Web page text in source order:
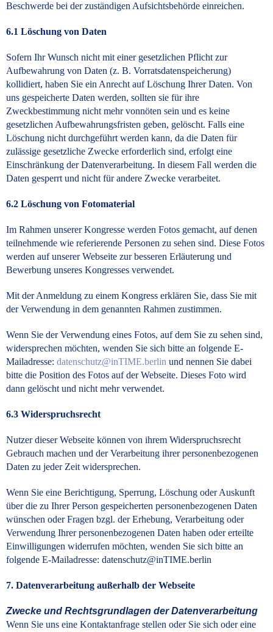
Beschwerde bei der zuständigen Aufsichtsbehörde einreichen.
6.1 Löschung von Daten
Sofern Ihr Wunsch nicht mit einer gesetzlichen Pflicht zur
Aufbewahrung von Daten (z. B. Vorratsdatenspeicherung)
kollidiert, haben Sie ein Anrecht auf Löschung Ihrer Daten. Von
uns gespeicherte Daten werden, sollten sie für ihre
Zweckbestimmung nicht mehr vonnöten sein und es keine
gesetzlichen Aufbewahrungsfristen geben, gelöscht. Falls eine
Löschung nicht durchgeführt werden kann, da die Daten für
zulässige gesetzliche Zwecke erforderlich sind, erfolgt eine
Einschränkung der Datenverarbeitung. In diesem Fall werden die
Daten gesperrt und nicht für andere Zwecke verarbeitet.
6.2 Löschung von Fotomaterial
Im Rahmen unserer Kongresse werden Fotos gemacht, auf denen
teilnehmende wie referierende Personen zu sehen sind. Diese Fotos
werden auf unserer Webseite zur besseren Erläuterung und
Bewerbung unseres Kongresses verwendet.
Mit der Anmeldung zu einem Kongress erklären Sie, dass Sie mit
der Verwendung in dem genannten Rahmen zustimmen.
Wenn Sie der Verwendung eines Fotos, auf dem Sie zu sehen sind,
widersprechen möchten, wenden Sie sich bitte an folgende E-
Mailadresse: datenschutz@inTIME.berlin und nennen Sie dabei
bitte die Position des Fotos auf der Webseite. Dieses Foto wird
dann gelöscht und nicht mehr verwendet.
6.3 Widerspruchsrecht
Nutzer dieser Webseite können von ihrem Widerspruchsrecht
Gebrauch machen und der Verarbeitung ihrer personenbezogenen
Daten zu jeder Zeit widersprechen.
Wenn Sie eine Berichtigung, Sperrung, Löschung oder Auskunft
über die zu Ihrer Person gespeicherten personenbezogenen Daten
wünschen oder Fragen bzgl. der Erhebung, Verarbeitung oder
Verwendung Ihrer personenbezogenen Daten haben oder erteilte
Einwilligungen widerrufen möchten, wenden Sie sich bitte an
folgende E-Mailadresse: datenschutz@inTIME.berlin
7. Datenverarbeitung außerhalb der Webseite
Zwecke und Rechtsgrundlagen der Datenverarbeitung
Wenn Sie uns eine Kontaktanfrage stellen oder Sie sich oder eine